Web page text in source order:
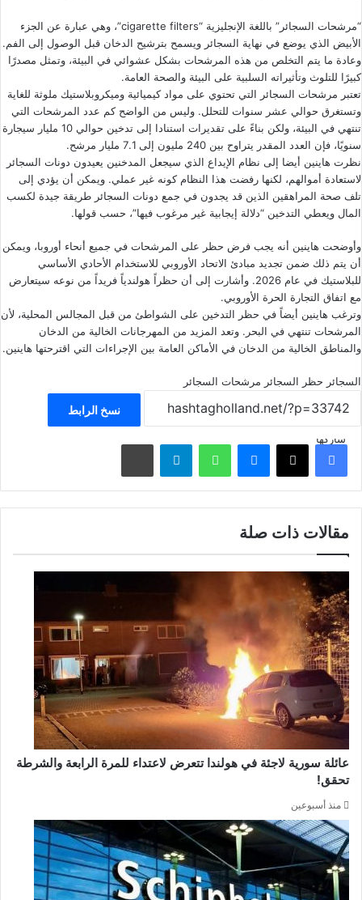
“مرشحات السجائر” باللغة الإنجليزية “cigarette filters”، وهي عبارة عن الجزء
الأبيض الذي يوضع في نهاية السجائر ويسمح بترشيح الدخان قبل الوصول إلى الفم.
وعادة ما يتم التخلص من هذه المرشحات بشكل عشوائي في البيئة، وتمثل مصدرًا
كبيرًا للتلوث وتأثيراته السلبية على البيئة والصحة العامة.
تعتبر مرشحات السجائر التي تحتوي على مواد كيميائية وميكروبلاستيك ملوثة للغاية
وتستغرق حوالي عشر سنوات للتحلل. وليس من الواضح كم عدد المرشحات التي
تنتهي في البيئة، ولكن بناءً على تقديرات استنادا إلى تدخين حوالي 10 مليار سيجارة
سنويًا، فإن العدد المقدر يتراوح بين 240 مليون إلى 7.1 مليار مرشح.
نظرت هاينين أيضا إلى نظام الإيداع الذي سيجعل المدخنين يعيدون دونات السجائر
لاستعادة أموالهم، لكنها رفضت هذا النظام كونه غير عملي. ويمكن أن يؤدي إلى
تلف صحة المراهقين الذين قد يجدون في جمع دونات السجائر طريقة جيدة لكسب
المال ويعطي التدخين “دلالة إيجابية غير مرغوب فيها”، حسب قولها.
وأوضحت هاينين أنه يجب فرض حظر على المرشحات في جميع أنحاء أوروبا، ويمكن
أن يتم ذلك ضمن تجديد مبادئ الاتحاد الأوروبي للاستخدام الأحادي الأساسي
للبلاستيك في عام 2026. وأشارت إلى أن حظراً هولندياً فريداً من نوعه سيتعارض
مع اتفاق التجارة الحرة الأوروبي.
وترغب هاينين أيضاً في حظر التدخين على الشواطئ من قبل المجالس المحلية، لأن
المرشحات تنتهي في البحر. وتعد المزيد من المهرجانات الخالية من الدخان
والمناطق الخالية من الدخان في الأماكن العامة بين الإجراءات التي اقترحتها هاينين.
السجائر حظر السجائر مرشحات السجائر
نسخ الرابط
شاركهافيسبوك ‫X ماسنجر واتساب تيلقرام مشاركة عبر البريد
مقالات ذات صلة
عائلة سورية لاجئة في هولندا تتعرض لاعتداء للمرة الرابعة والشرطة
تحقق!
منذ أسبوعين